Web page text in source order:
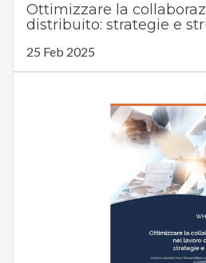
Ottimizzare la
distribuito: strategie e
25 Feb 2025